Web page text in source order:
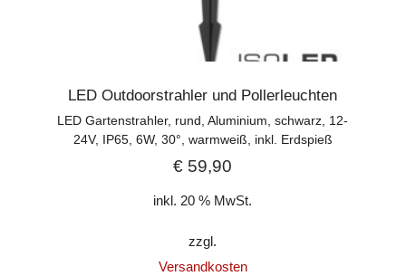
LED Outdoorstrahler und Pollerleuchten
LED Gartenstrahler, rund, Aluminium, schwarz, 12-
24V, IP65, 6W, 30°, warmweiß, inkl. Erdspieß
€ 59,90
inkl. 20 % MwSt.
zzgl.
Versandkosten